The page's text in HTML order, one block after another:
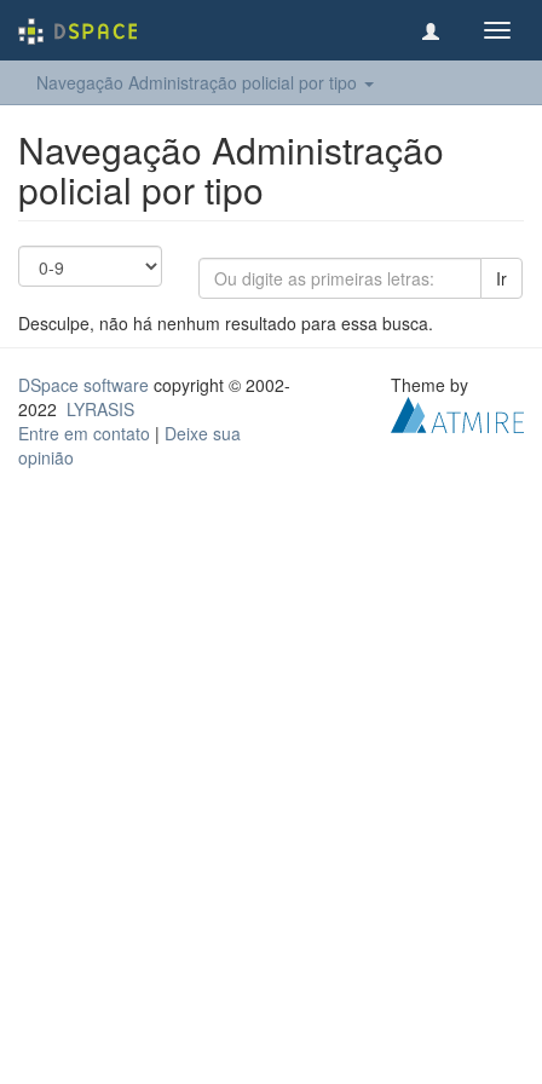
Navegação Administração policial por tipo
Navegação Administração
policial por tipo
Ir
Desculpe, não há nenhum resultado para essa busca.
DSpace software copyright © 2002-
2022 LYRASIS
Entre em contato | Deixe sua
opinião
Theme by